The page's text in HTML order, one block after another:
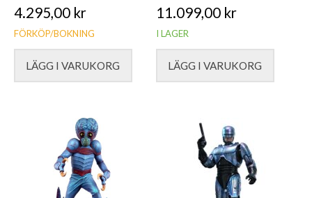
4.295,00 kr
FÖRKÖP/BOKNING
LÄGG I VARUKORG
11.099,00 kr
I LAGER
LÄGG I VARUKORG